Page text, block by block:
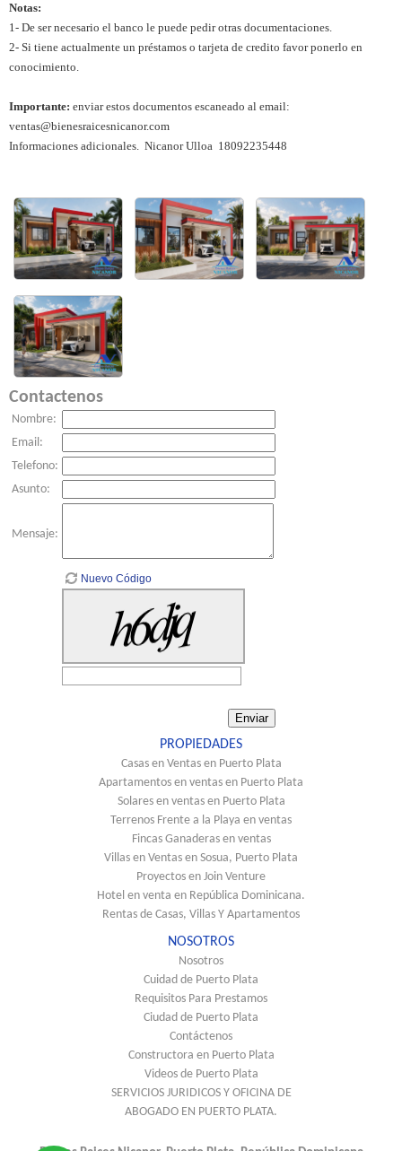
Notas:
1- De ser necesario el banco le puede pedir otras documentaciones.
2- Si tiene actualmente un préstamos o tarjeta de credito favor ponerlo en
conocimiento.
Importante: enviar estos documentos escaneado al email:
ventas@bienesraicesnicanor.com
Informaciones adicionales. Nicanor Ulloa 18092235448
Contactenos
Nombre:
Email:
Telefono:
Asunto:
Mensaje:
Nuevo Código
PROPIEDADES
Casas en Ventas en Puerto Plata
Apartamentos en ventas en Puerto Plata
Solares en ventas en Puerto Plata
Terrenos Frente a la Playa en ventas
Fincas Ganaderas en ventas
Villas en Ventas en Sosua, Puerto Plata
Proyectos en Join Venture
Hotel en venta en República Dominicana.
Rentas de Casas, Villas Y Apartamentos
NOSOTROS
Nosotros
Cuidad de Puerto Plata
Requisitos Para Prestamos
Ciudad de Puerto Plata
Contáctenos
Constructora en Puerto Plata
Videos de Puerto Plata
SERVICIOS JURIDICOS Y OFICINA DE
ABOGADO EN PUERTO PLATA.